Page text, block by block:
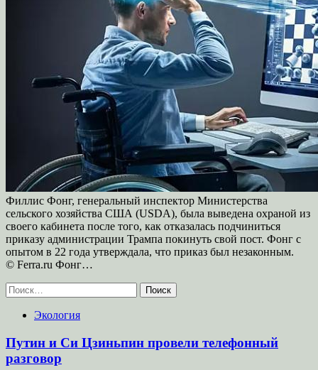
Филлис Фонг, генеральный инспектор Министерства
сельского хозяйства США (USDA), была выведена охраной из
своего кабинета после того, как отказалась подчиниться
приказу администрации Трампа покинуть свой пост. Фонг с
опытом в 22 года утверждала, что приказ был незаконным.
© Ferra.ru Фонг…
Найти:
Экология
Путин и Си Цзиньпин провели телефонный
разговор